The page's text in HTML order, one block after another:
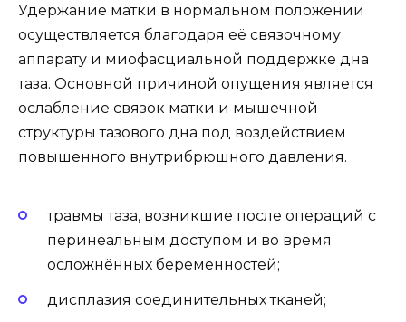
Удержание матки в нормальном положении
осуществляется благодаря её связочному
аппарату и миофасциальной поддержке дна
таза. Основной причиной опущения является
ослабление связок матки и мышечной
структуры тазового дна под воздействием
повышенного внутрибрюшного давления.
травмы таза, возникшие после операций с
перинеальным доступом и во время
осложнённых беременностей;
дисплазия соединительных тканей;